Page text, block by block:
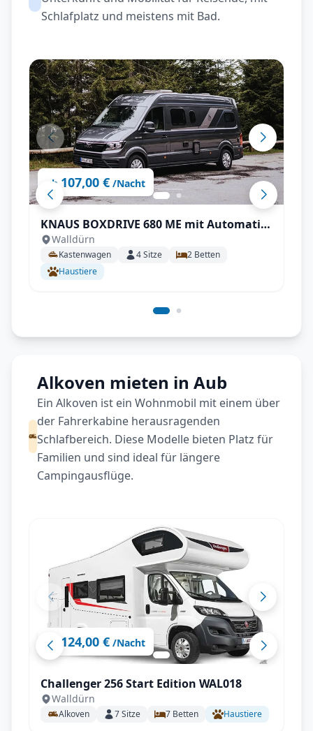
Schlafplatz und meistens mit Bad.
ab 107,00 € /Nacht
KNAUS BOXDRIVE 680 ME mit Automatik
uvm.
Walldürn
Kastenwagen 4Sitze 2 Betten
Haustiere
Alkoven mieten in Aub
Ein Alkoven ist ein Wohnmobil mit einem über
der Fahrerkabine herausragenden
Schlafbereich. Diese Modelle bieten Platz für
Familien und sind ideal für längere
Campingausflüge.
ab 124,00 € /Nacht
Challenger 256 Start Edition WAL018
Walldürn
Alkoven 7Sitze 7 Betten Haustiere